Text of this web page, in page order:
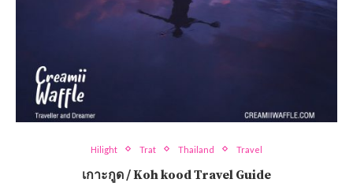
Hilight Trat Thailand Travel
เกาะกูด / Koh kood Travel Guide